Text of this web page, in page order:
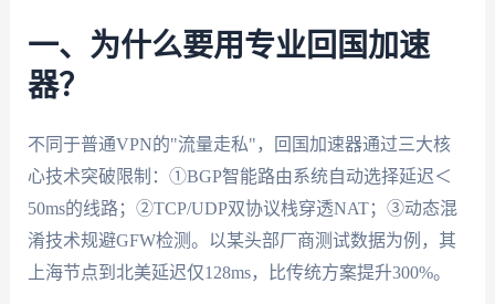
一、为什么要用专业回国加速
器？
不同于普通VPN的"流量走私"，回国加速器通过三大核
心技术突破限制：①BGP智能路由系统自动选择延迟＜
50ms的线路；②TCP/UDP双协议栈穿透NAT；③动态混
淆技术规避GFW检测。以某头部厂商测试数据为例，其
上海节点到北美延迟仅128ms，比传统方案提升300%。